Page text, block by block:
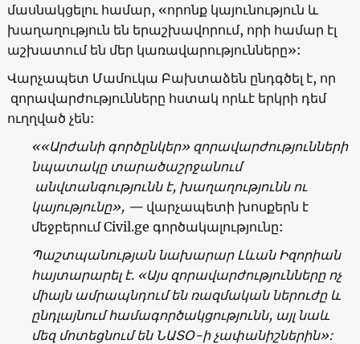
մասնակցելու համար, «որոնք կայունություն և
խաղաղություն են երաշխավորում, որի համար էլ
աշխատում են մեր կառավարությունները»:
Վարչապետ Մամուկա Բախտաձեն ընդգծել է, որ
զորավարժությունները հստակ որևէ երկրի դեմ
ուղղված չեն:
««Արժանի գործընկեր» զորավարժությունների
նպատակը տարածաշրջանում
անվտանգությունն է, խաղաղությունն ու
կայությունը», — վարչապետի խոսքերն է
մեջբերումCivil.ge գործակալությունը:
Պաշտպանության նախարար Լևան Իզորիան
հայտարարել է. «Այս զորավարժությունները ոչ
միայն ամրապնդում են ռազմական ներուժը և
ընդլայնում համագործակցությունն, այլ նաև
մեզ մոտեցնում են ՆԱՏՕ-ի չափանիշներին»: